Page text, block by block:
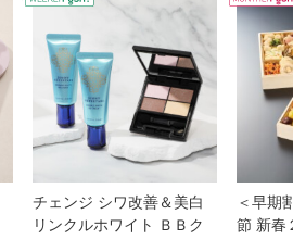
チェンジ シワ改善＆美白
リンクルホワイト ＢＢク
＜早期
節 新春